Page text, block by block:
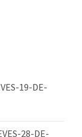
19-DE-
28-DE-